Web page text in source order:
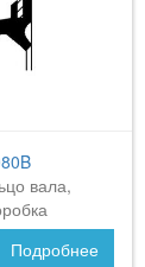
вала,
2
Подробнее